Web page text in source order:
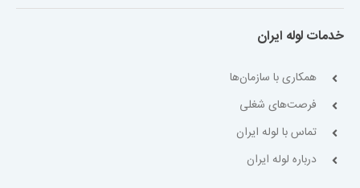
خدمات لوله ایران
همکاری با سازمان‌ها
فرصت‌های شغلی
تماس با لوله ایران
درباره لوله ایران